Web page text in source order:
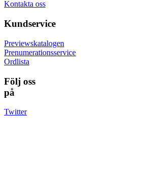
Kontakta oss
Kundservice
Previewskatalogen
Prenumerationsservice
Ordlista
Följ oss
på
Twitter